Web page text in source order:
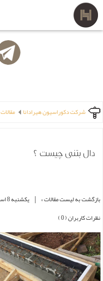
شرکت دکوراسیون هیرادانا مقالات
دال بتنی چیست ؟
بازگشت به لیست مقالات » | یکشنبه 8 اسفند 1400 در ساعت 13 : 51 دقیقه
نظرات کاربران ( 0 )